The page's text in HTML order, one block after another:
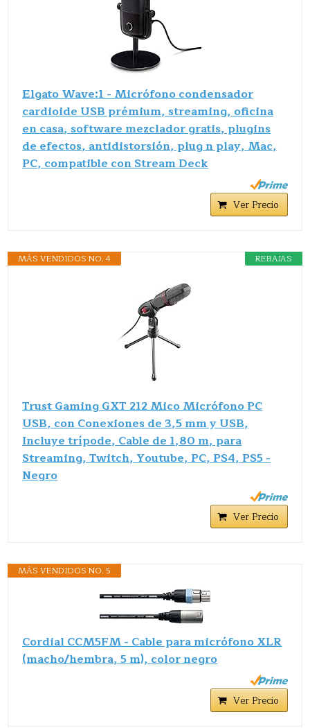
Elgato Wave:1 - Micrófono condensador
cardioide USB prémium, streaming, oficina
en casa, software mezclador gratis, plugins
de efectos, antidistorsión, plug n play, Mac,
PC, compatible con Stream Deck
Ver Precio
REBAJAS
MÁS VENDIDOS NO. 4
Trust Gaming GXT 212 Mico Micrófono PC
USB, con Conexiones de 3,5 mm y USB,
Incluye trípode, Cable de 1,80 m, para
Streaming, Twitch, Youtube, PC, PS4, PS5 -
Negro
Ver Precio
MÁS VENDIDOS NO. 5
Cordial CCM5FM - Cable para micrófono XLR
(macho/hembra, 5 m), color negro
Ver Precio